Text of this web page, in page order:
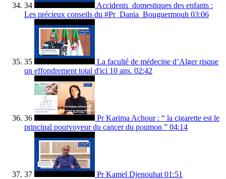
34
Accidents_domestiques des enfants :
Les précieux conseils du #Pr_Dania_Bouguermouh 03:06
35
La faculté de médecine d’Alger risque
un effondrement total d'ici 10 ans. 02:42
36
Pr Karima Achour : “ la cigarette est le
principal pourvoyeur du cancer du poumon ” 04:14
37 Pr Kamel Djenouhat 01:51